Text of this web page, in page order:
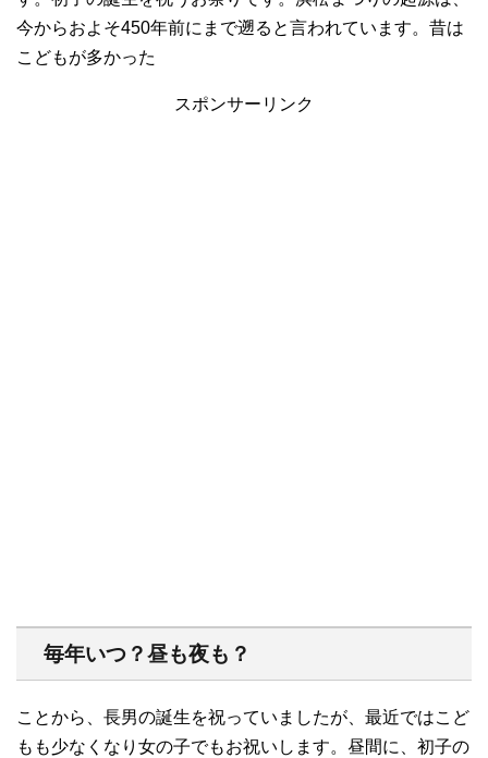
今からおよそ450年前にまで遡ると言われています。昔は
こどもが多かった
スポンサーリンク
毎年いつ？昼も夜も？
ことから、長男の誕生を祝っていましたが、最近ではこど
もも少なくなり女の子でもお祝いします。昼間に、初子の